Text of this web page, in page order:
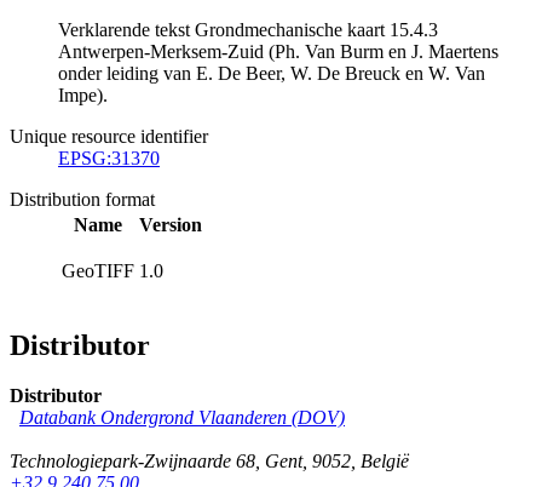
Verklarende tekst Grondmechanische kaart 15.4.3
Antwerpen-Merksem-Zuid (Ph. Van Burm en J. Maertens
onder leiding van E. De Beer, W. De Breuck en W. Van
Impe).
Unique resource identifier
EPSG:31370
Distribution format
Name
Version
GeoTIFF 1.0
Distributor
Distributor
Databank Ondergrond Vlaanderen (DOV)
Technologiepark-Zwijnaarde 68, Gent, 9052, België